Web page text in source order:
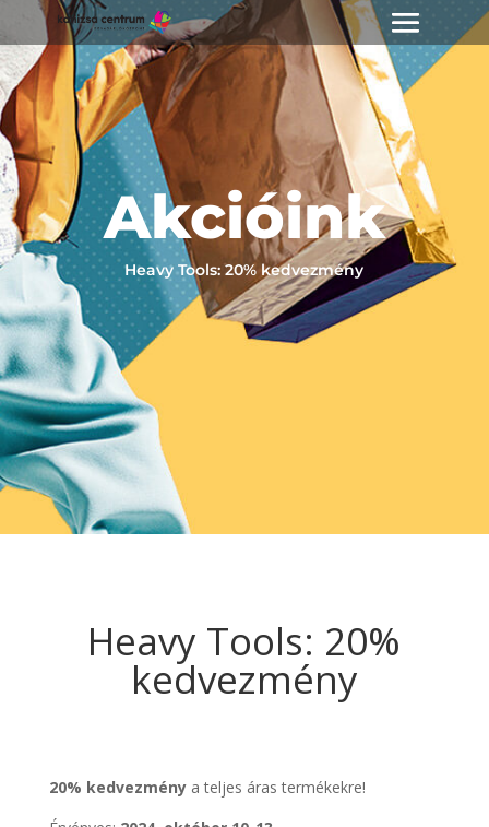
Akcióink
Heavy Tools: 20% kedvezmény
Heavy Tools: 20%
kedvezmény
20% kedvezménya teljes áras termékekre!